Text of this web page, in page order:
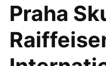
Praha